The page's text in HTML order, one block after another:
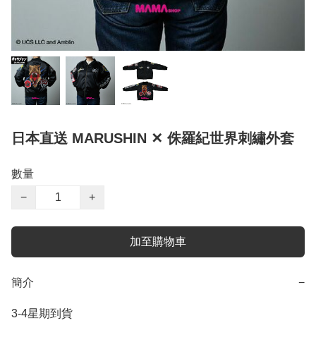
日本直送 MARUSHIN ✕ 侏羅紀世界刺繡外套
數量
−
+
加至購物車
簡介 −
3-4星期到貨